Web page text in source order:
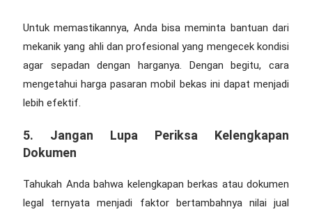
Untuk memastikannya, Anda bisa meminta bantuan dari
mekanik yang ahli dan profesional yang mengecek kondisi
agar sepadan dengan harganya. Dengan begitu, cara
mengetahui harga pasaran mobil bekas ini dapat menjadi
lebih efektif.
5. Jangan Lupa Periksa Kelengkapan
Dokumen
Tahukah Anda bahwa kelengkapan berkas atau dokumen
legal ternyata menjadi faktor bertambahnya nilai jual